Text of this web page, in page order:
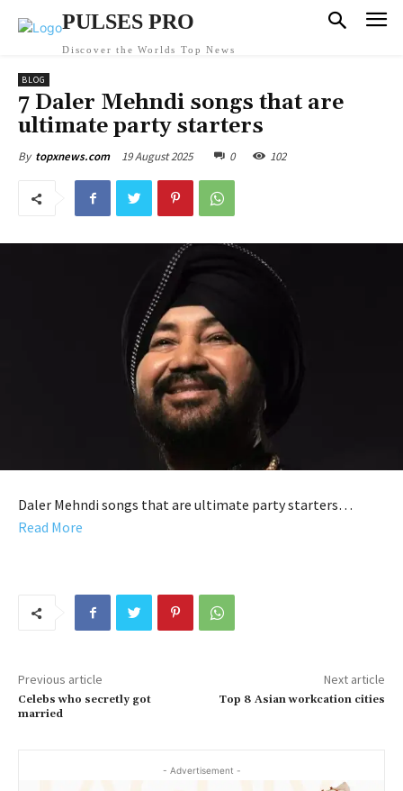
PULSES PRO
Discover the Worlds Top News
BLOG
7 Daler Mehndi songs that are
ultimate party starters
By topxnews.com 19 August 2025 0 102
Daler Mehndi songs that are ultimate party starters…
Read More
Previous article
Celebs who secretly got
married
Next article
Top 8 Asian workcation cities
- Advertisement -